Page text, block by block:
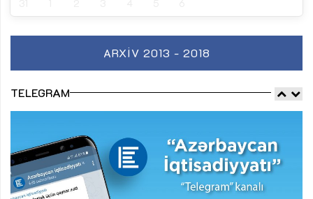
ARXIV 2013 - 2018
TELEGRAM